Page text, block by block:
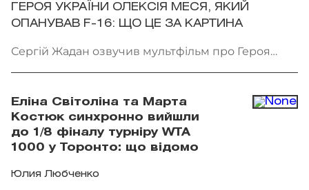
ГЕРОЯ УКРАЇНИ ОЛЕКСІЯ МЕСЯ, ЯКИЙ
ОПАНУВАВ F-16: ЩО ЦЕ ЗА КАРТИНА
Сергій Жадан озвучив мультфільм про Героя
Еліна Світоліна та Марта
Костюк синхронно вийшли
до 1/8 фіналу турніру WTA
1000 у Торонто: що відомо
Юлия Любченко